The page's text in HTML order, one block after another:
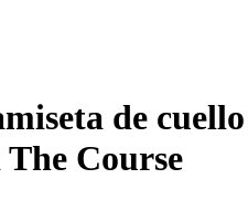
de cuello
Course